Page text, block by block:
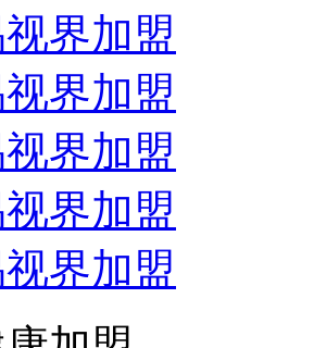
界加盟
界加盟
视界加盟
界加盟
界加盟